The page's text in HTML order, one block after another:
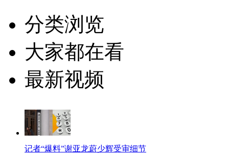
分类浏览
大家都在看
最新视频
记者“爆料”谢亚龙蔚少辉受审细节